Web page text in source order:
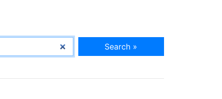
Search »